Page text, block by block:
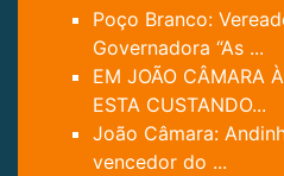
Poço Branco:
Governadora “As ...
EM JOÃO CÂMARA
ESTA CUSTANDO...
João Câmara:
vencedor do ...